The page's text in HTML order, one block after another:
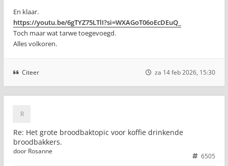
En klaar.
https://youtu.be/6gTYZ75LTlI?si=WXAGoT06oEcDEuQ_
Toch maar wat tarwe toegevoegd.
Alles volkoren.
Citeer za 14 feb 2026, 15:30
Re: Het grote broodbaktopic voor koffie drinkende
broodbakkers.
6505
door Rosanne